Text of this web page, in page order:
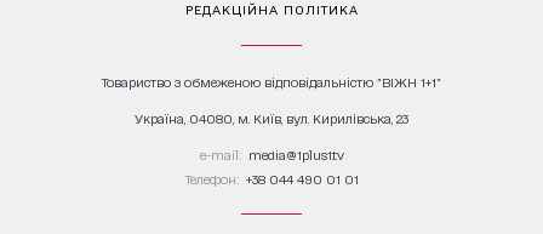
РЕДАКЦІЙНА ПОЛІТИКА
Товариство з обмеженою відповідальністю "ВІЖН 1+1"
Україна, 04080, м. Київ, вул. Кирилівська, 23
е-mail: media@1plus1.tv
Телефон: +38 044 490 01 01